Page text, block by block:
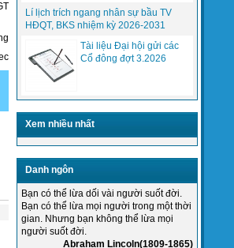
Phần mềm quản lý, điều hành giải
quyết trở ngại, sự cố online
HasitecTN
Thực hiện mục tiêu chất lượng năm
2015 của Tổng giám đốc công ty...
Lí lịch trích ngang nhân sự bầu TV
HĐQT, BKS nhiệm kỳ 2026-2031
Tài liệu Đại hội gửi các
Cổ đông đợt 3.2026
Xem nhiều nhất
Danh ngôn
Bạn có thể lừa dối vài người suốt đời.
Bạn có thể lừa mọi người trong một thời
gian. Nhưng bạn không thể lừa mọi
người suốt đời.
Abraham Lincoln(1809-1865)